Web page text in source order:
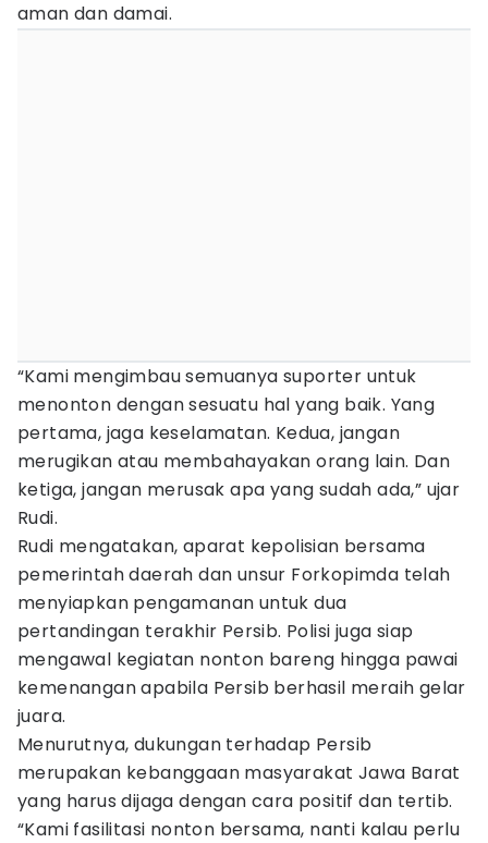
aman dan damai.
“Kami mengimbau semuanya suporter untuk
menonton dengan sesuatu hal yang baik. Yang
pertama, jaga keselamatan. Kedua, jangan
merugikan atau membahayakan orang lain. Dan
ketiga, jangan merusak apa yang sudah ada,” ujar
Rudi.
Rudi mengatakan, aparat kepolisian bersama
pemerintah daerah dan unsur Forkopimda telah
menyiapkan pengamanan untuk dua
pertandingan terakhir Persib. Polisi juga siap
mengawal kegiatan nonton bareng hingga pawai
kemenangan apabila Persib berhasil meraih gelar
juara.
Menurutnya, dukungan terhadap Persib
merupakan kebanggaan masyarakat Jawa Barat
yang harus dijaga dengan cara positif dan tertib.
“Kami fasilitasi nonton bersama, nanti kalau perlu